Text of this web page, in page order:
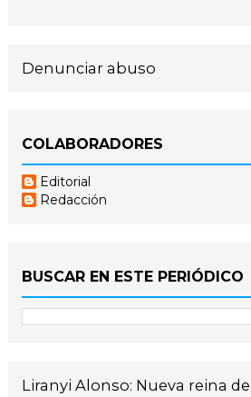
Denunciar abuso
COLABORADORES
Editorial
Redacción
BUSCAR EN ESTE PERIÓDICO
Liranyi Alonso: Nueva reina